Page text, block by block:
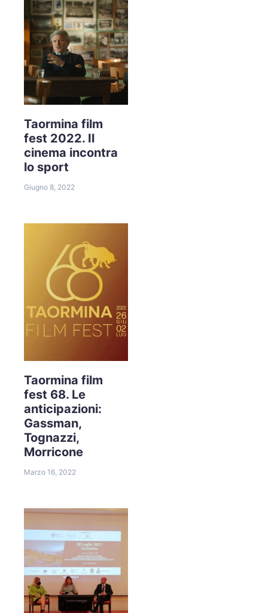
Taormina film
fest 2022. Il
cinema incontra
lo sport
Giugno 8, 2022
Taormina film
fest 68. Le
anticipazioni:
Gassman,
Tognazzi,
Morricone
Marzo 16, 2022